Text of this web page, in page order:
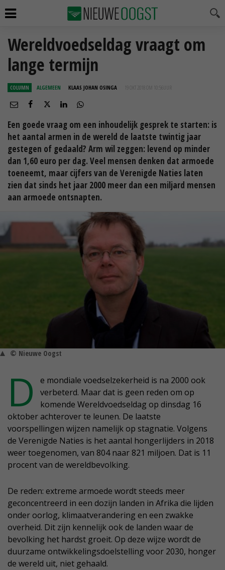
Wereldvoedseldag vraagt om
lange termijn
COLUMN ALGEMEEN KLAAS JOHAN OSINGA 19 OKT 2018 OM 10:56
Een goede vraag om een inhoudelijk gesprek te starten: is
het aantal armen in de wereld de laatste twintig jaar
gestegen of gedaald? Arm wil zeggen: levend op minder
dan 1,60 euro per dag. Veel mensen denken dat armoede
toeneemt, maar cijfers van de Verenigde Naties laten
zien dat sinds het jaar 2000 meer dan een miljard mensen
aan armoede ontsnapten.
© Nieuwe Oogst
D
e mondiale voedselzekerheid is na 2000 ook
verbeterd. Maar dat is geen reden om op
komende Wereldvoedseldag op dinsdag 16
oktober achterover te leunen. De laatste
voorspellingen wijzen namelijk op stagnatie. Volgens
de Verenigde Naties is het aantal hongerlijders in 2018
weer toegenomen, van 804 naar 821 miljoen. Dat is 11
procent van de wereldbevolking.
De reden: extreme armoede wordt steeds meer
geconcentreerd in een dozijn landen in Afrika die lijden
onder oorlog, klimaatverandering en een zwakke
overheid. Dit zijn kennelijk ook de landen waar de
bevolking het hardst groeit. Op deze wijze wordt de
duurzame ontwikkelingsdoelstelling voor 2030, honger
de wereld uit, niet gehaald.